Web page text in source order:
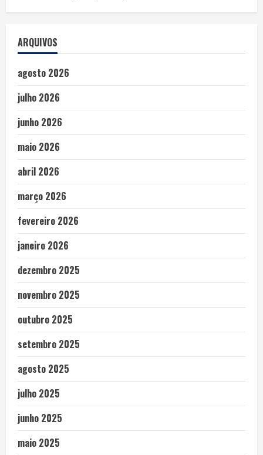
ARQUIVOS
agosto 2026
julho 2026
junho 2026
maio 2026
abril 2026
março 2026
fevereiro 2026
janeiro 2026
dezembro 2025
novembro 2025
outubro 2025
setembro 2025
agosto 2025
julho 2025
junho 2025
maio 2025